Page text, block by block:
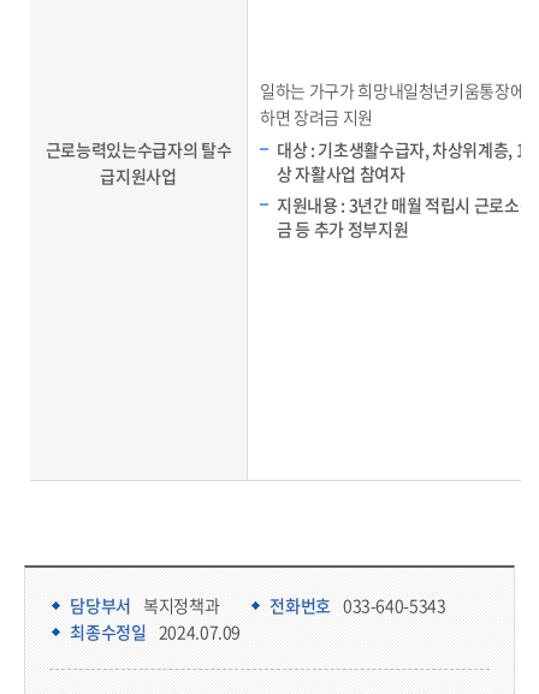
근로능력있는수급자의 탈수
급지원사업
일하는 가구가 희망내일청년키움통장에
하면 장려금 지원
대상 : 기초생활수급자, 차상위계층, 1
상 자활사업 참여자
지원내용 : 3년간 매월 적립시 근로소
금 등 추가 정부지원
담당부서 정보 & 컨텐츠 만족도 조사 & 공공저작물 자유이용 허락 표시
담당부서 복지정책과 전화번호 033-640-5343
최종수정일 2024.07.09